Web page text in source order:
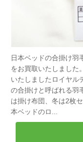
日本ベッドの合掛け羽
をお買取いたしました
いたしましたロイヤル
の合掛けと呼ばれる羽
は掛け布団、冬は2枚
本ベッドのロ...